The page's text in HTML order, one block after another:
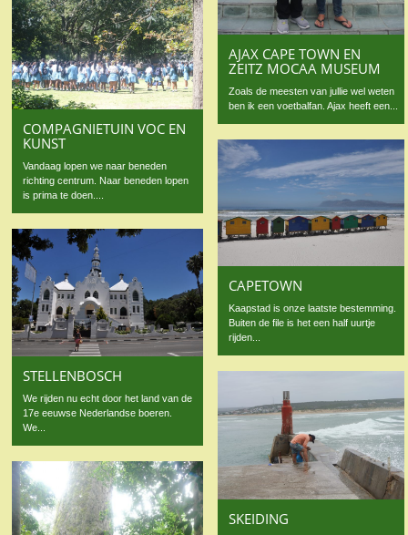
AJAX CAPE TOWN EN
ZEITZ MOCAA MUSEUM
Zoals de meesten van jullie wel weten
ben ik een voetbalfan. Ajax heeft een...
COMPAGNIETUIN VOC EN
KUNST
Vandaag lopen we naar beneden
richting centrum. Naar beneden lopen
is prima te doen....
CAPETOWN
Kaapstad is onze laatste bestemming.
Buiten de file is het een half uurtje
rijden...
STELLENBOSCH
We rijden nu echt door het land van de
17e eeuwse Nederlandse boeren.
We...
SKEIDING